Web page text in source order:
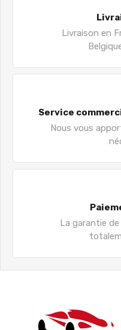
Livraison en
Service
Nous vous
La garantie